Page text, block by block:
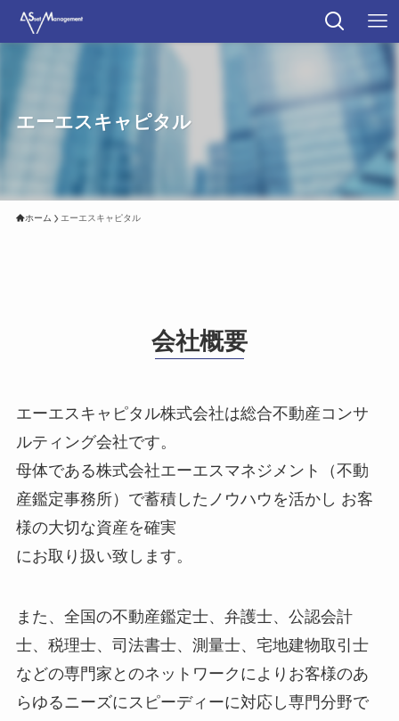
エーエスキャピタル
ホーム エーエスキャピタル
会社概要
エーエスキャピタル株式会社は総合不動産コンサ
ルティング会社です。
母体である株式会社エーエスマネジメント（不動
産鑑定事務所）で蓄積したノウハウを活かし お客
様の大切な資産を確実
にお取り扱い致します。
また、全国の不動産鑑定士、弁護士、公認会計
士、税理士、司法書士、測量士、宅地建物取引士
などの専門家とのネットワークによりお客様のあ
らゆるニーズにスピーディーに対応し専門分野で